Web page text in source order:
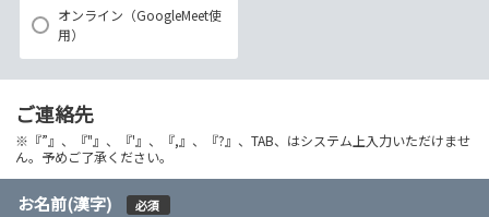
オンライン（GoogleMeet使
用）
ご連絡先
※『”』、『"』、『'』、『,』、『?』、TAB、はシステム上入力いただけませ
ん。予めご了承ください。
お名前(漢字) 必須